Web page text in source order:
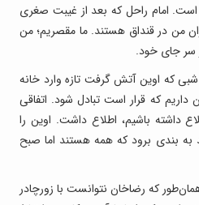
است. امام راحل که بعد از غیبت صغری
من در قنداق هستند. ما مقصریم؛ من
سر جای خود.
که اوین آتش گرفت تازه وارد خانه
داریم که قرار است تبادل شود. اتفاقی
آمریکا ۴۰ دقیقه قبل از اینکه ما اطلاع داشته باشیم، اطلاع داشت. اوین را
با اصرار درخواست می‌دهد به بندی برود که همه هستند اما صبح
که رضاخان نتوانست با زورچادر